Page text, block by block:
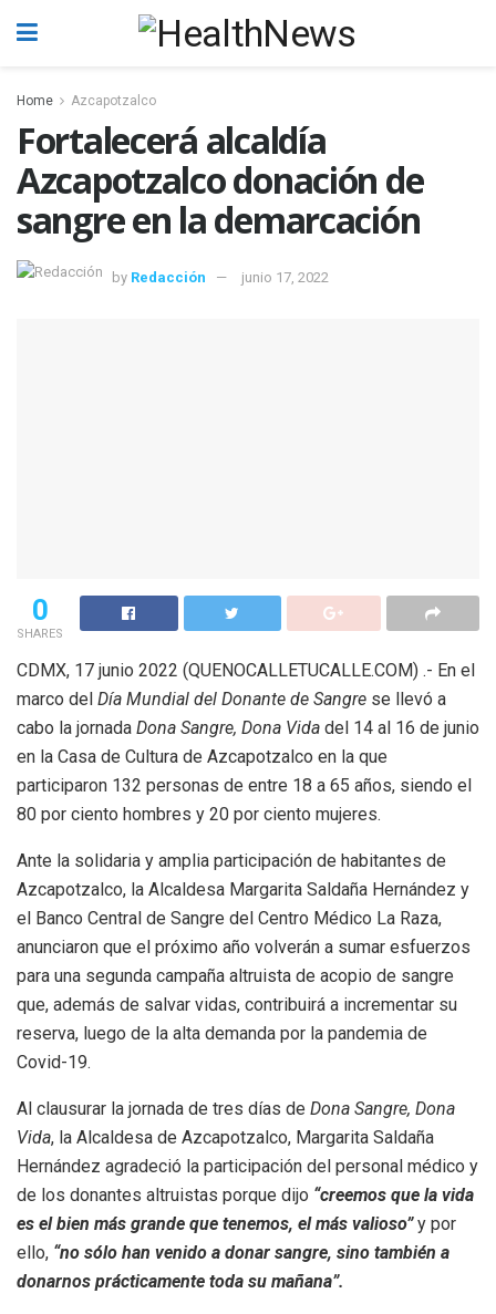
Home Azcapotzalco
Fortalecerá alcaldía
Azcapotzalco donación de
sangre en la demarcación
by Redacción junio 17, 2022
0
SHARES
CDMX, 17 junio 2022 (QUENOCALLETUCALLE.COM) .- En el
marco del Día Mundial del Donante de Sangre se llevó a
cabo la jornada Dona Sangre, Dona Vida del 14 al 16 de junio
en la Casa de Cultura de Azcapotzalco en la que
participaron 132 personas de entre 18 a 65 años, siendo el
80 por ciento hombres y 20 por ciento mujeres.
Ante la solidaria y amplia participación de habitantes de
Azcapotzalco, la Alcaldesa Margarita Saldaña Hernández y
el Banco Central de Sangre del Centro Médico La Raza,
anunciaron que el próximo año volverán a sumar esfuerzos
para una segunda campaña altruista de acopio de sangre
que, además de salvar vidas, contribuirá a incrementar su
reserva, luego de la alta demanda por la pandemia de
Covid-19.
Al clausurar la jornada de tres días de Dona Sangre, Dona
Vida, la Alcaldesa de Azcapotzalco, Margarita Saldaña
Hernández agradeció la participación del personal médico y
de los donantes altruistas porque dijo “creemos que la vida
es el bien más grande que tenemos, el más valioso” y por
ello, “no sólo han venido a donar sangre, sino también a
donarnos prácticamente toda su mañana”.